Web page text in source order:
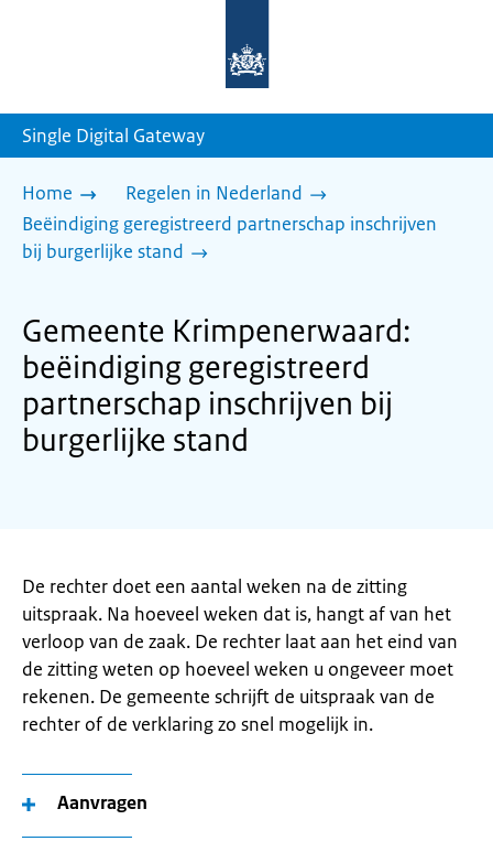
homepage
Single Digital Gateway
Home
Regelen in Nederland
Beëindiging geregistreerd partnerschap inschrijven
bij burgerlijke stand
Gemeente Krimpenerwaard:
beëindiging geregistreerd
partnerschap inschrijven bij
burgerlijke stand
De rechter doet een aantal weken na de zitting
uitspraak. Na hoeveel weken dat is, hangt af van het
verloop van de zaak. De rechter laat aan het eind van
de zitting weten op hoeveel weken u ongeveer moet
rekenen. De gemeente schrijft de uitspraak van de
rechter of de verklaring zo snel mogelijk in.
Aanvragen